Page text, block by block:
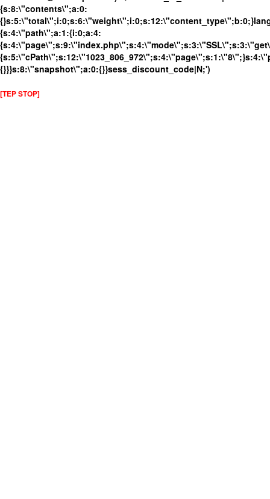
{s:8:\"contents\";a:0:
{s:4:\"path\";a:1:{i:0;a:4:
{}}}s:8:\"snapshot\";a:0:{}}sess_discount_code|N;')
[TEP STOP]